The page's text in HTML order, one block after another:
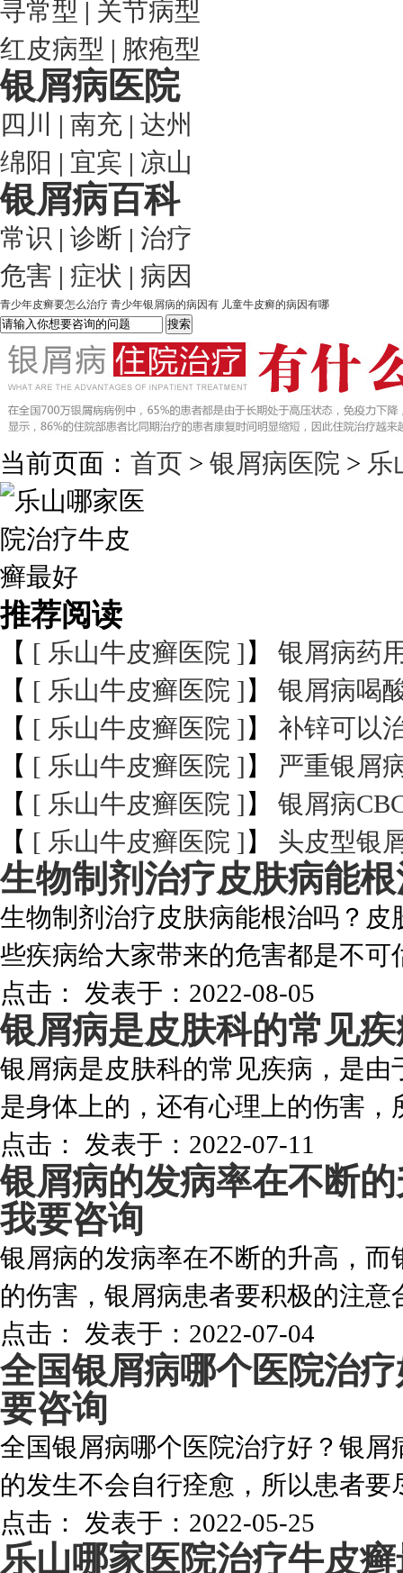
寻常型 | 关节病型
红皮病型 | 脓疱型
银屑病医院
四川 | 南充 | 达州
绵阳 | 宜宾 | 凉山
银屑病百科
常识 | 诊断 | 治疗
危害 | 症状 | 病因
青少年皮癣要怎么治疗 青少年银屑病的病因有 儿童牛皮癣的病因有哪
当前页面： 首页 > 银屑病医院 > 乐
推荐阅读
【 [ 乐山牛皮癣医院 ] 】
银屑病药
【 [ 乐山牛皮癣医院 ] 】
银屑病喝
【 [ 乐山牛皮癣医院 ] 】
补锌可以
【 [ 乐山牛皮癣医院 ] 】
严重银屑
【 [ 乐山牛皮癣医院 ] 】
银屑病
【 [ 乐山牛皮癣医院 ] 】 头皮型银
生物制剂治疗皮肤病能
生物制剂治疗皮肤病能根治吗？
些疾病给大家带来的危害都是不可
点击：
发表于：2022-08-05
银屑病是皮肤科的常见
银屑病是皮肤科的常见疾病，是
是身体上的，还有心理上的伤害，
点击：
发表于：2022-07-11
银屑病的发病率在不断
我要咨询
银屑病的发病率在不断的升高，
的伤害，银屑病患者要积极的注
点击：
发表于：2022-07-04
全国银屑病哪个医院治
要咨询
全国银屑病哪个医院治疗好？银
的发生不会自行痊愈，所以患者
点击：
发表于：2022-05-25
乐山哪家医院治疗牛皮